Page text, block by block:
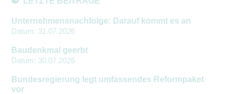
Unternehmensnachfolge: Darauf kommt es an
Datum: 31.07.2026
Baudenkmal geerbt
Datum: 30.07.2026
Bundesregierung legt umfassendes Reformpaket
vor